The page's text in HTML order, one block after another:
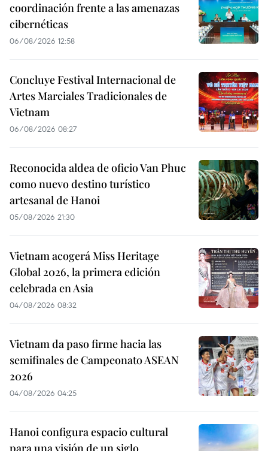
coordinación frente a las amenazas
cibernéticas
06/08/2026 12:58
Concluye Festival Internacional de
Artes Marciales Tradicionales de
Vietnam
06/08/2026 08:27
Reconocida aldea de oficio Van Phuc
como nuevo destino turístico
artesanal de Hanoi
05/08/2026 21:30
Vietnam acogerá Miss Heritage
Global 2026, la primera edición
celebrada en Asia
04/08/2026 08:32
Vietnam da paso firme hacia las
semifinales de Campeonato ASEAN
2026
04/08/2026 04:25
Hanoi configura espacio cultural
para una visión de un siglo